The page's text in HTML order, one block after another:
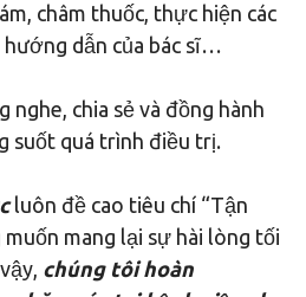
châm thuốc, thực hiện các
dẫn của bác sĩ…
nghe, chia sẻ và đồng hành
suốt quá trình điều trị.
luôn đề cao tiêu chí “Tận
muốn mang lại sự hài lòng tối
chúng tôi hoàn